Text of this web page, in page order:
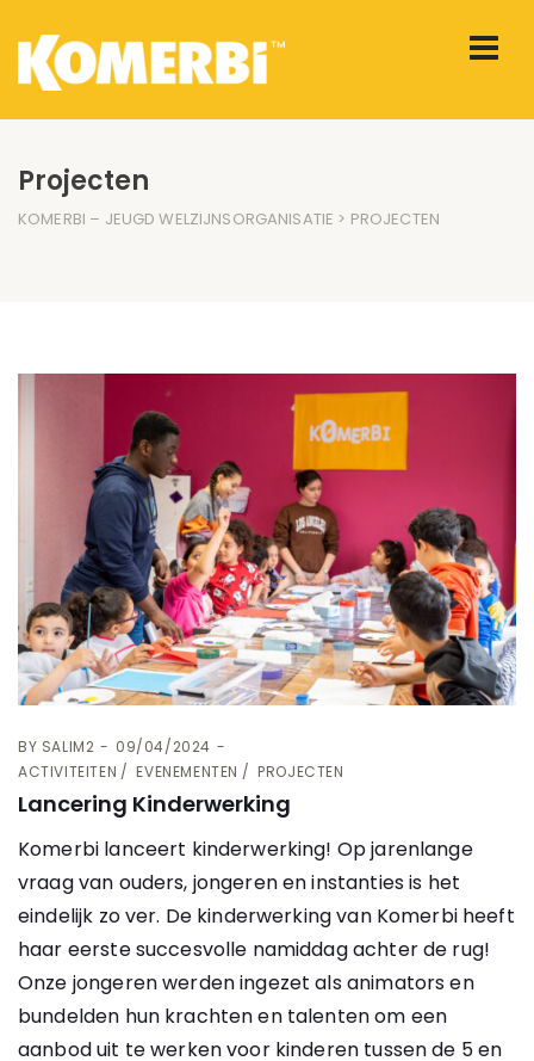
Projecten
KOMERBI – JEUGD WELZIJNSORGANISATIE > PROJECTEN
BY SALIM2
09/04/2024
ACTIVITEITEN
EVENEMENTEN PROJECTEN
Lancering Kinderwerking
Komerbi lanceert kinderwerking! Op jarenlange
vraag van ouders, jongeren en instanties is het
eindelijk zo ver. De kinderwerking van Komerbi heeft
haar eerste succesvolle namiddag achter de rug!
Onze jongeren werden ingezet als animators en
bundelden hun krachten en talenten om een
aanbod uit te werken voor kinderen tussen de 5 en